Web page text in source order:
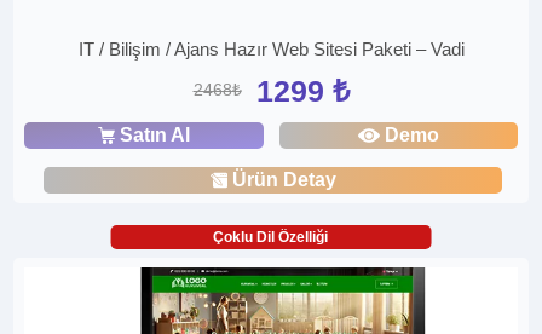
IT / Bilişim / Ajans Hazır Web Sitesi Paketi – Vadi
2468₺ 1299 ₺
Satın Al Demo
Ürün Detay
Çoklu Dil Özelliği